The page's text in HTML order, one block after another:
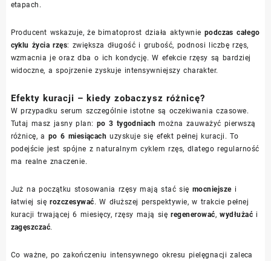
etapach.
Producent wskazuje, że bimatoprost działa aktywnie podczas całego
cyklu życia rzęs: zwiększa długość i grubość, podnosi liczbę rzęs,
wzmacnia je oraz dba o ich kondycję. W efekcie rzęsy są bardziej
widoczne, a spojrzenie zyskuje intensywniejszy charakter.
Efekty kuracji – kiedy zobaczysz różnicę?
W przypadku serum szczególnie istotne są oczekiwania czasowe.
Tutaj masz jasny plan: po 3 tygodniach można zauważyć pierwszą
różnicę, a po 6 miesiącach uzyskuje się efekt pełnej kuracji. To
podejście jest spójne z naturalnym cyklem rzęs, dlatego regularność
ma realne znaczenie.
Już na początku stosowania rzęsy mają stać się mocniejszei
łatwiej sięrozczesywać. W dłuższej perspektywie, w trakcie pełnej
kuracji trwającej 6 miesięcy, rzęsy mają sięregenerować,wydłużać i
zagęszczać.
Co ważne, po zakończeniu intensywnego okresu pielęgnacji zaleca